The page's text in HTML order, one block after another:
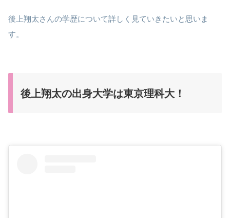
後上翔太さんの学歴について詳しく見ていきたいと思いま
す。
後上翔太の出身大学は東京理科大！